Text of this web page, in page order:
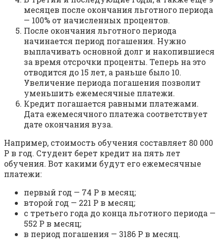
месяцев после окончания льготного периода
— 100% от начисленных процентов.
После окончания льготного периода
начинается период погашения. Нужно
выплачивать основной долг и накопившиеся
за время отсрочки проценты. Теперь на это
отводится до 15 лет, а раньше было 10.
Увеличение периода погашения позволит
уменьшить ежемесячные платежи.
Кредит погашается равными платежами.
Дата ежемесячного платежа соответствует
дате окончания вуза.
Например, стоимость обучения составляет 80 000
Р в год. Студент берет кредит на пять лет
обучения. Вот какими будут его ежемесячные
платежи:
первый год — 74 Р в месяц;
второй год — 221 Р в месяц;
с третьего года до конца льготного периода —
552 Р в месяц;
в период погашения — 3186 Р в месяц.